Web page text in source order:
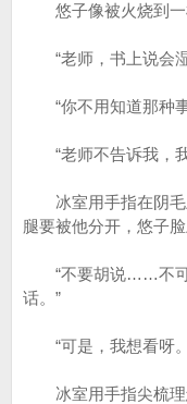
悠子像被火烧到一
“老师，书上说会湿
“你不用知道那种
“老师不告诉我，我
冰室用手指在阴毛
腿要被他分开，悠子脸
“不要胡说……不可
话。”
“可是，我想看呀。
冰室用手指尖梳理